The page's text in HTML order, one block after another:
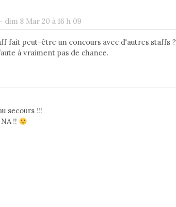
- dim 8 Mar 20 à 16 h 09
fait peut-être un concours avec d'autres staffs ?
à vraiment pas de chance.
secours !!!
!!